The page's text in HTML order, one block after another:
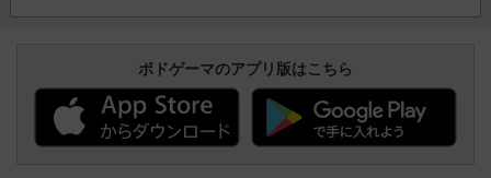
ボドゲーマのアプリ版はこちら